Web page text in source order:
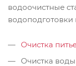
водоочистные
водоподготовки
Очистка
Очистка